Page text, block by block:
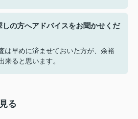
の方へアドバイスをお聞かせくだ
は早めに済ませておいた方が、余裕
来ると思います。
る